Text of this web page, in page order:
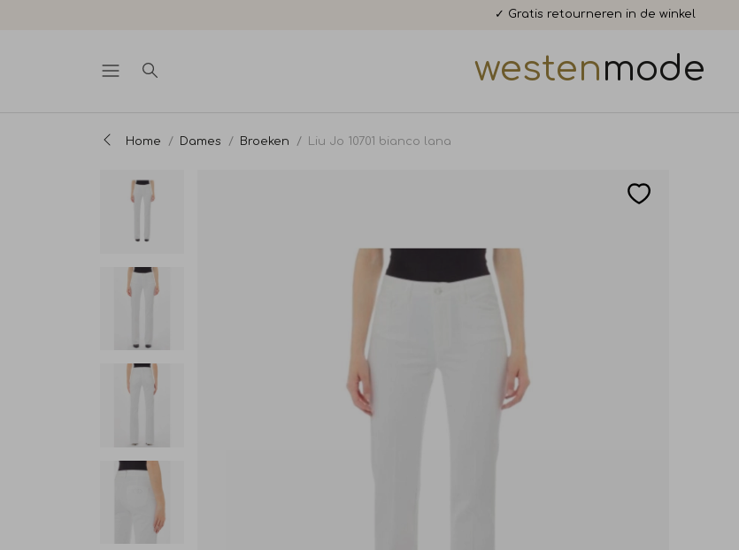
✓ Gratis retourneren in de winkel
westenmode
Home Dames Broeken Liu Jo 10701 bianco lana